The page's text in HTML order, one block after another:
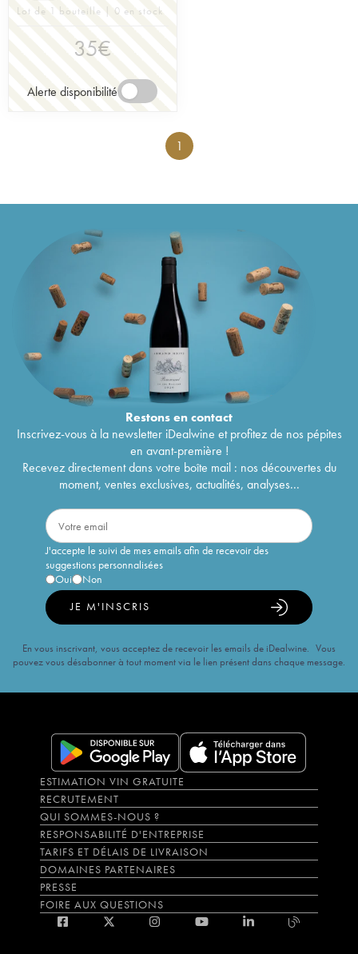
Lot de 1 bouteille | 0 en stock
35€
Alerte disponibilité
1
Restons encontact
Inscrivez-vous à la newsletter iDealwine et profitez de nos pépites
en avant-première !
Recevez directement dans votre boîte mail : nos découvertes du
moment, ventes exclusives, actualités, analyses...
J'accepte le suivi de mes emails afin de recevoir des
suggestions personnalisées
Oui
Non
JE M'INSCRIS
En vous inscrivant, vous acceptez de recevoir les emails de iDealwine. Vous
pouvez vous désabonner à tout moment via le lien présent dans chaque message.
ESTIMATION VIN GRATUITE
RECRUTEMENT
QUI SOMMES-NOUS ?
RESPONSABILITÉ D'ENTREPRISE
TARIFS ET DÉLAIS DE LIVRAISON
DOMAINES PARTENAIRES
PRESSE
FOIRE AUX QUESTIONS